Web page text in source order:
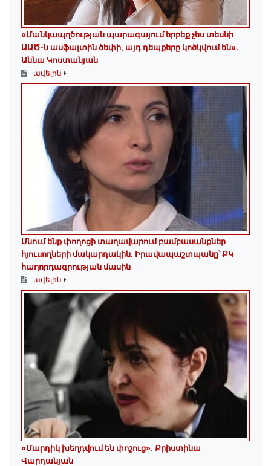
«Մանկապղծության պարագայում երբեք չես տեսնի
ԱԱԾ-ն ասֆալտին ծեփի, այդ դեպքերը կոծկվում են»․
Աննա Կոստանյան
ավելին
Մնում ենք փողոցի տաղավարում բամբասանքներ
հյուսողների մակարդակին․ Իրավապաշտպանը՝ ՔԿ
հաղորդագրության մասին
ավելին
«Մարդիկ խեղդվում են փոշուց»․ Քրիստինա
Վարդանյան